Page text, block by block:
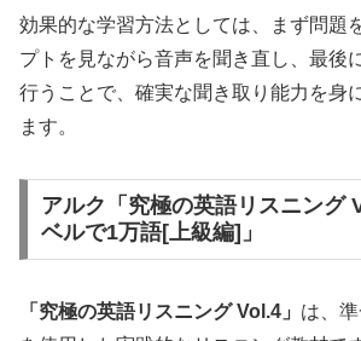
効果的な学習方法としては、まず問題
プトを見ながら音声を聞き直し、最後
行うことで、確実な聞き取り能力を身
ます。
アルク「究極の英語リスニング
ベルで1万語[上級編]」
「究極の英語リスニング Vol.4」 は、